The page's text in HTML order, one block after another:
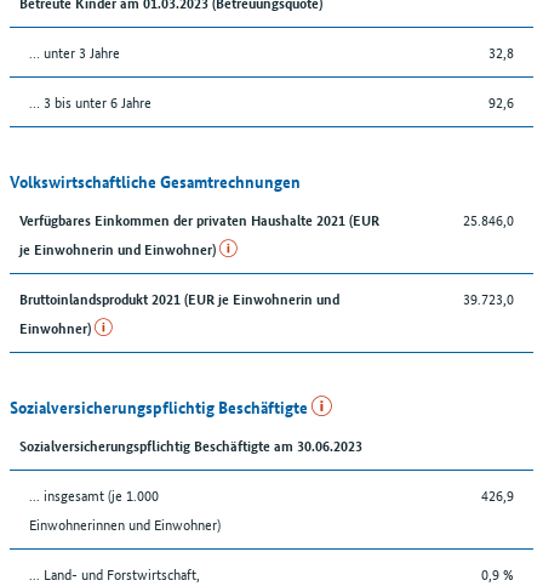
… unter 3 Jahre 32,8
… 3 bis unter 6 Jahre 92,6
Volkswirtschaftliche Gesamtrechnungen
Verfügbares Einkommen der privaten Haushalte 2021 (EUR
je Einwohnerin und Einwohner)
25.846,0
Bruttoinlandsprodukt 2021 (EUR je Einwohnerin und
Einwohner)
39.723,0
Sozialversicherungspflichtig Beschäftigte
Sozialversicherungspflichtig Beschäftigte am 30.06.2023
... insgesamt (je 1.000
Einwohnerinnen und Einwohner)
426,9
... Land- und Forstwirtschaft,
0,9 %